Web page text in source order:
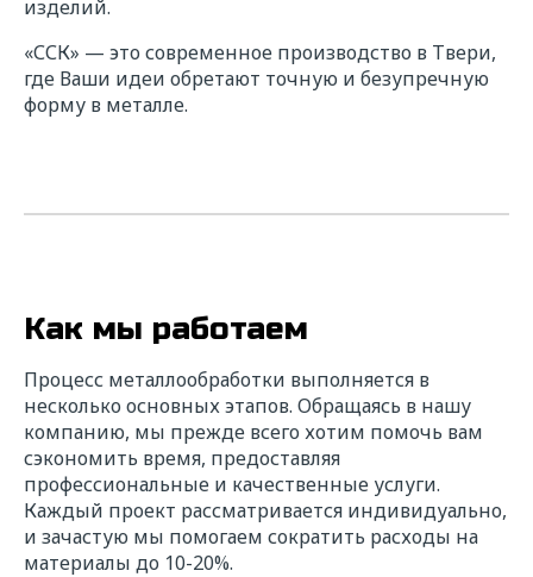
изделий.
«ССК» — это современное производство в Твери,
где Ваши идеи обретают точную и безупречную
форму в металле.
Как мы работаем
Процесс металлообработки выполняется в
несколько основных этапов. Обращаясь в нашу
компанию, мы прежде всего хотим помочь вам
сэкономить время, предоставляя
профессиональные и качественные услуги.
Каждый проект рассматривается индивидуально,
и зачастую мы помогаем сократить расходы на
материалы до 10-20%.